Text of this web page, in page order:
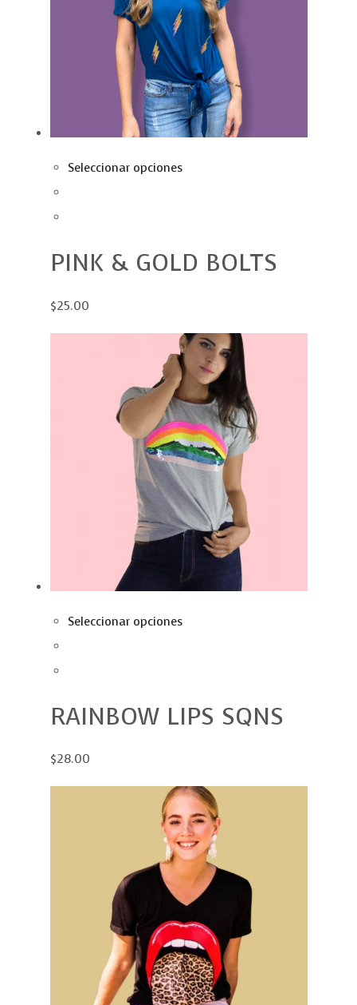
Seleccionar opciones
PINK & GOLD BOLTS
$25.00
Seleccionar opciones
RAINBOW LIPS SQNS
$28.00